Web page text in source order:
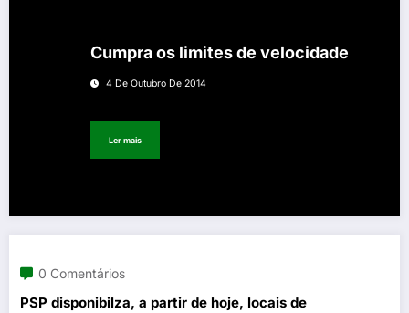
Cumpra os limites de velocidade
4 De Outubro De 2014
Ler mais
0 Comentários
PSP disponibilza, a partir de hoje, locais de